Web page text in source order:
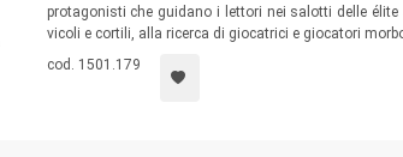
protagonisti che guidano i lettori nei salotti delle
vicoli e cortili, alla ricerca di giocatrici e giocatori
cod. 1501.179